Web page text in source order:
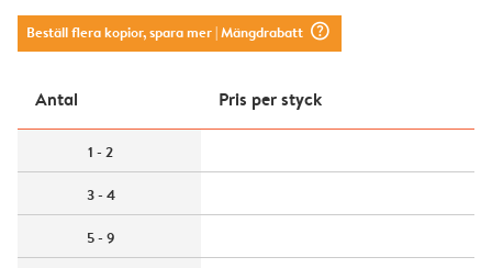
Beställ flera kopior, spara mer| Mängdrabatt question_mark_circle
Antal Pris per styck
1 - 2
3 - 4
5 - 9